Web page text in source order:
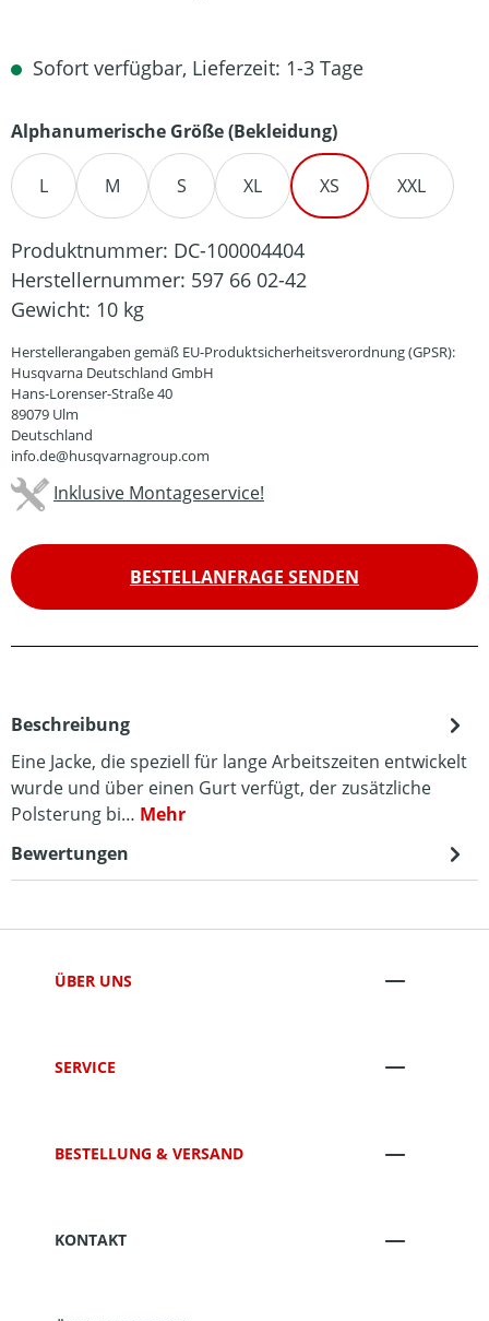
Sofort verfügbar, Lieferzeit: 1-3 Tage
Alphanumerische Größe (Bekleidung)auswählen
L M S XL XS XXL
Produktnummer: DC-100004404
Herstellernummer: 597 66 02-42
Gewicht: 10 kg
Herstellerangaben gemäß EU-Produktsicherheitsverordnung (GPSR):
Husqvarna Deutschland GmbH
Hans-Lorenser-Straße 40
89079 Ulm
Deutschland
info.de@husqvarnagroup.com
Inklusive Montageservice!
BESTELLANFRAGE SENDEN
Beschreibung
Eine Jacke, die speziell für lange Arbeitszeiten entwickelt
wurde und über einen Gurt verfügt, der zusätzliche
Polsterung bi… Mehr
Bewertungen
ÜBER UNS
SERVICE
BESTELLUNG & VERSAND
KONTAKT